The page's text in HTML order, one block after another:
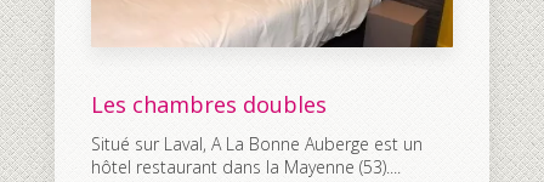
Les chambres doubles
Situé sur Laval, A La Bonne Auberge est un
hôtel restaurant dans la Mayenne (53)....